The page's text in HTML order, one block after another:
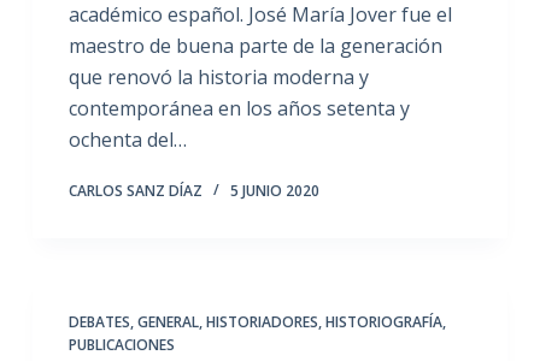
académico español. José María Jover fue el
maestro de buena parte de la generación
que renovó la historia moderna y
contemporánea en los años setenta y
ochenta del…
CARLOS SANZ DÍAZ 5 JUNIO 2020
DEBATES,GENERAL,HISTORIADORES,HISTORIOGRAFÍA,
PUBLICACIONES